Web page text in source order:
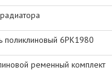
поликлиновый 6PK1980
ременный комплект